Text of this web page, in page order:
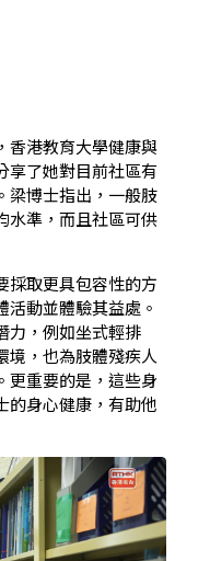
香港教育大學健康與
享了她對目前社區有
梁博士指出，一般肢
水準，而且社區可供
採取更具包容性的方
動並體驗其益處。
力，例如坐式輕排
境，也為肢體殘疾人
更重要的是，這些身
的身心健康，有助他